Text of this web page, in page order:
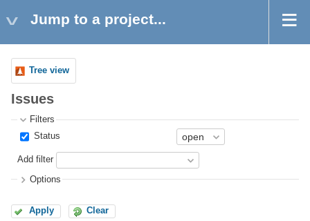
Jump to a project...
Tree view
Issues
Filters
Status
Add filter
Options
Apply Clear